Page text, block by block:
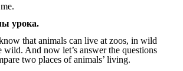
урока.
that animals can live at zoos, in wild
wild. And now let’s answer the questions
two places of animals’ living.